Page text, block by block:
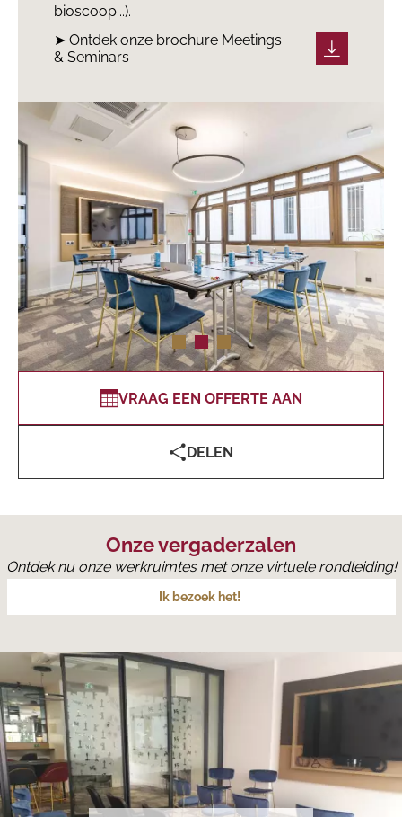
bioscoop...).
➤ Ontdek onze brochure Meetings
& Seminars
VRAAG EEN OFFERTE AAN
DELEN
Onze vergaderzalen
Ontdek nu onze werkruimtes met onze virtuele rondleiding!
Ik bezoek het!